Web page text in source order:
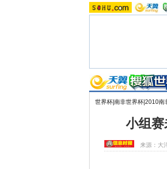
世界杯|南非世界杯|2010南
小组
来源： 大